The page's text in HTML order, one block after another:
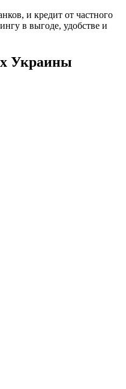
и кредит от частного
в выгоде, удобстве и
Украины